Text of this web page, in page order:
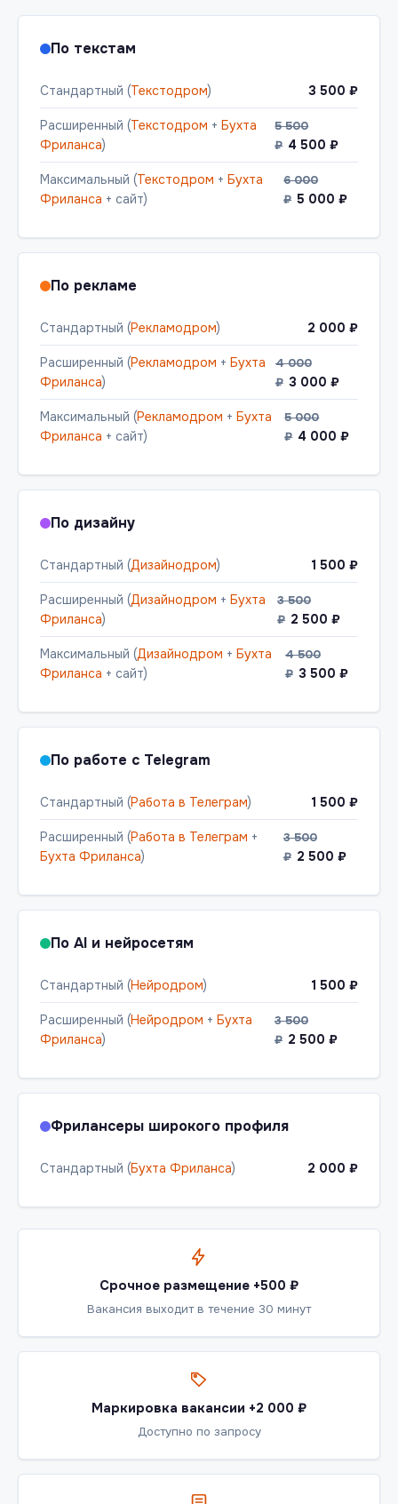
По текстам
Стандартный (Текстодром) 3 500 ₽
Расширенный (Текстодром + Бухта
Фриланса)
5 500
₽ 4 500 ₽
Максимальный (Текстодром + Бухта
Фриланса + сайт)
6 000
₽ 5 000 ₽
По рекламе
Стандартный (Рекламодром) 2 000 ₽
Расширенный (Рекламодром + Бухта
Фриланса)
4 000
₽ 3 000 ₽
Максимальный (Рекламодром + Бухта
Фриланса + сайт)
5 000
₽ 4 000 ₽
По дизайну
Стандартный (Дизайнодром) 1 500 ₽
Расширенный (Дизайнодром + Бухта
Фриланса)
3 500
₽ 2 500 ₽
Максимальный (Дизайнодром + Бухта
Фриланса + сайт)
4 500
₽ 3 500 ₽
По работе с Telegram
Стандартный (Работа в Телеграм) 1 500 ₽
Расширенный (Работа в Телеграм +
Бухта Фриланса)
3 500
₽ 2 500 ₽
По AI и нейросетям
Стандартный (Нейродром) 1 500 ₽
Расширенный (Нейродром + Бухта
Фриланса)
3 500
₽ 2 500 ₽
Фрилансеры широкого профиля
Стандартный (Бухта Фриланса) 2 000 ₽
Срочное размещение +500 ₽
Вакансия выходит в течение 30 минут
Маркировка вакансии +2 000 ₽
Доступно по запросу